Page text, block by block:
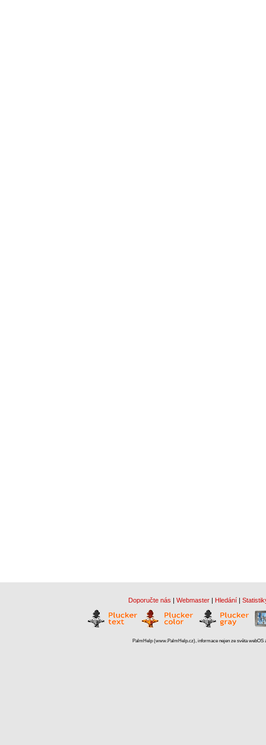
Doporučte nás | Webmaster | Hledání |
PalmHelp (www.PalmHelp.cz), informace nejen ze světa